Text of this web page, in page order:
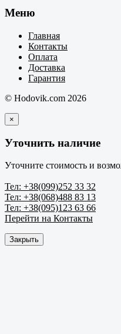
Меню
Главная
Контакты
Оплата
Доставка
Гарантия
© Hodovik.com 2026
×
Уточнить наличие
Уточните стоимость и
Тел: +38(099)252 33 32
Тел: +38(068)488 83 13
Тел: +38(095)123 63 66
Перейти на Контакты
Закрыть